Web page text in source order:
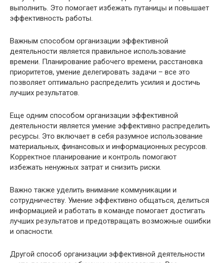
выполнить. Это помогает избежать путаницы и повышает
эффективность работы.
Важным способом организации эффективной
деятельности является правильное использование
времени. Планирование рабочего времени, расстановка
приоритетов, умение делегировать задачи – все это
позволяет оптимально распределить усилия и достичь
лучших результатов.
Еще одним способом организации эффективной
деятельности является умение эффективно распределить
ресурсы. Это включает в себя разумное использование
материальных, финансовых и информационных ресурсов.
Корректное планирование и контроль помогают
избежать ненужных затрат и снизить риски.
Важно также уделить внимание коммуникации и
сотрудничеству. Умение эффективно общаться, делиться
информацией и работать в команде помогает достигать
лучших результатов и предотвращать возможные ошибки
и опасности.
Другой способ организации эффективной деятельности